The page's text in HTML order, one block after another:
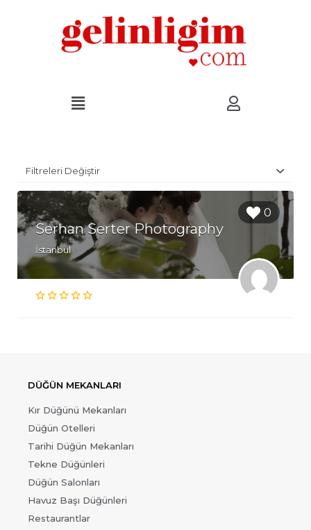
Filtreleri Değiştir
0
Serhan Serter Photography
İstanbul
DÜĞÜN MEKANLARI
Kır Düğünü Mekanları
Düğün Otelleri
Tarihi Düğün Mekanları
Tekne Düğünleri
Düğün Salonları
Havuz Başı Düğünleri
Restaurantlar